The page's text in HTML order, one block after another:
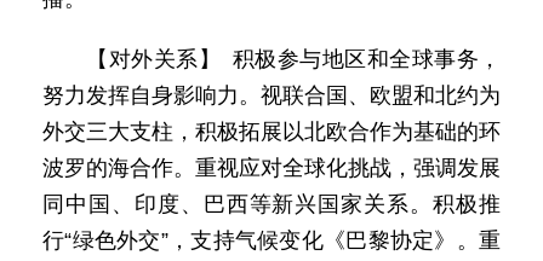
【对外关系】 积极参与地区和全球事务，
努力发挥自身影响力。视联合国、欧盟和北约为
外交三大支柱，积极拓展以北欧合作为基础的环
波罗的海合作。重视应对全球化挑战，强调发展
同中国、印度、巴西等新兴国家关系。积极推
行“绿色外交”，支持气候变化《巴黎协定》。重